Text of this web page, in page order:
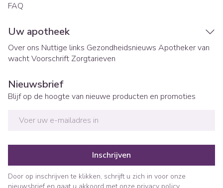
FAQ
Uw apotheek
Over ons Nuttige links Gezondheidsnieuws Apotheker van
wachtVoorschrift Zorgtarieven
Nieuwsbrief
Blijf op de hoogte van nieuwe producten en promoties
Inschrijven
Door op inschrijven te klikken, schrijft u zich in voor onze